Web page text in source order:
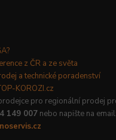
z ČR a ze světa
a technické poradenství
KOROZI.cz
pro regionální prodej
149 007 nebo napište na email: